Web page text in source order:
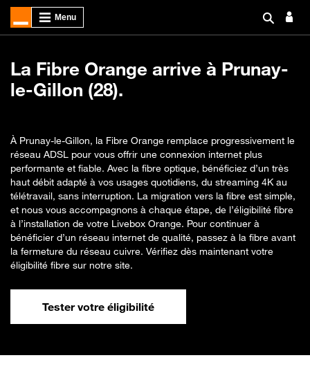
La Fibre Orange arrive à Prunay-
le-Gillon (28).
À Prunay-le-Gillon, la Fibre Orange remplace progressivement le
réseau ADSL pour vous offrir une connexion internet plus
performante et fiable. Avec la fibre optique, bénéficiez d’un très
haut débit adapté à vos usages quotidiens, du streaming 4K au
télétravail, sans interruption. La migration vers la fibre est simple,
et nous vous accompagnons à chaque étape, de l’éligibilité fibre
à l’installation de votre Livebox Orange. Pour continuer à
bénéficier d’un réseau internet de qualité, passez à la fibre avant
la fermeture du réseau cuivre. Vérifiez dès maintenant votre
éligibilité fibre sur notre site.
Tester votre éligibilité